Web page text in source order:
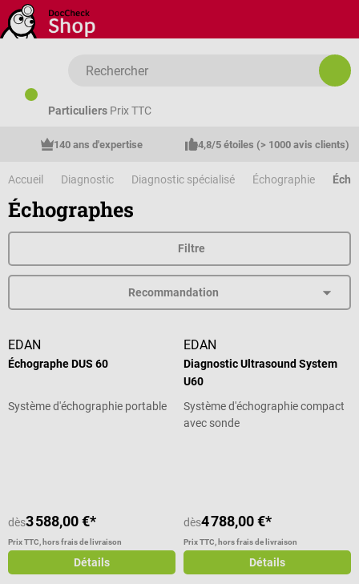
Passer au contenu principal
Particuliers Prix TTC
140 ans d'expertise 4,8/5 étoiles (> 1000 avis clients)
Accueil Diagnostic Diagnostic spécialisé Échographie
Échographes
Filtre
EDAN
Échographe DUS 60
Système d'échographie portable
dès3 588,00 €*
Prix TTC, hors frais de livraison
Détails
EDAN
Diagnostic Ultrasound System
U60
Système d'échographie compact
avec sonde
dès4 788,00 €*
Prix TTC, hors frais de livraison
Détails